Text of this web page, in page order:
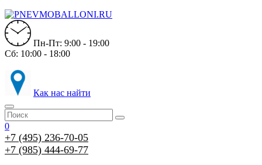
Пн-Пт: 9:00 - 19:00
Сб: 10:00 - 18:00
Как нас найти
0
+7 (495) 236-70-05
+7 (985) 444-69-77